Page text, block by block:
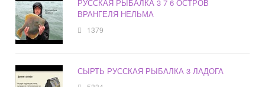
РУССКАЯ РЫБАЛКА 3 7 6 ОСТРОВ
ВРАНГЕЛЯ НЕЛЬМА
1379
СЫРТЬ РУССКАЯ РЫБАЛКА 3 ЛАДОГА